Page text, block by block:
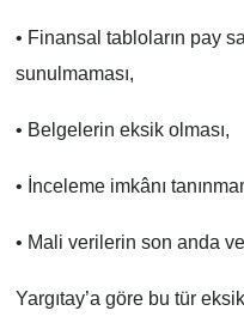
• Finansal tabloların pay
sunulmaması,
• Belgelerin eksik olması,
• İnceleme imkânı
• Mali verilerin son anda
Yargıtay’a göre bu tür